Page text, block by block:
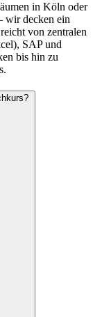
in Köln oder
wir decken ein
von zentralen
SAP und
bis hin zu